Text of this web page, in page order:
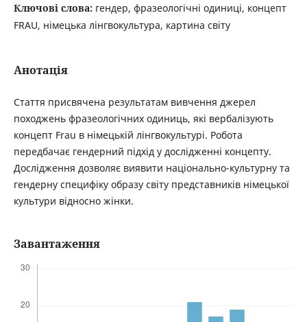
Ключові слова: гендер, фразеологічні одиниці, концепт
FRAU, німецька лінгвокультура, картина світу
Анотація
Стаття присвячена результатам вивчення джерел
походжень фразеологічних одиниць, які вербалізують
концепт Frau в німецькій лінгвокультурі. Робота
передбачає гендерний підхід у дослідженні концепту.
Дослідження дозволяє виявити національно-культурну та
гендерну специфіку образу світу представників німецької
культури відносно жінки.
Завантаження